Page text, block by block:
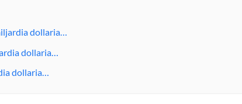
dollaria…
dollaria…
dollaria…